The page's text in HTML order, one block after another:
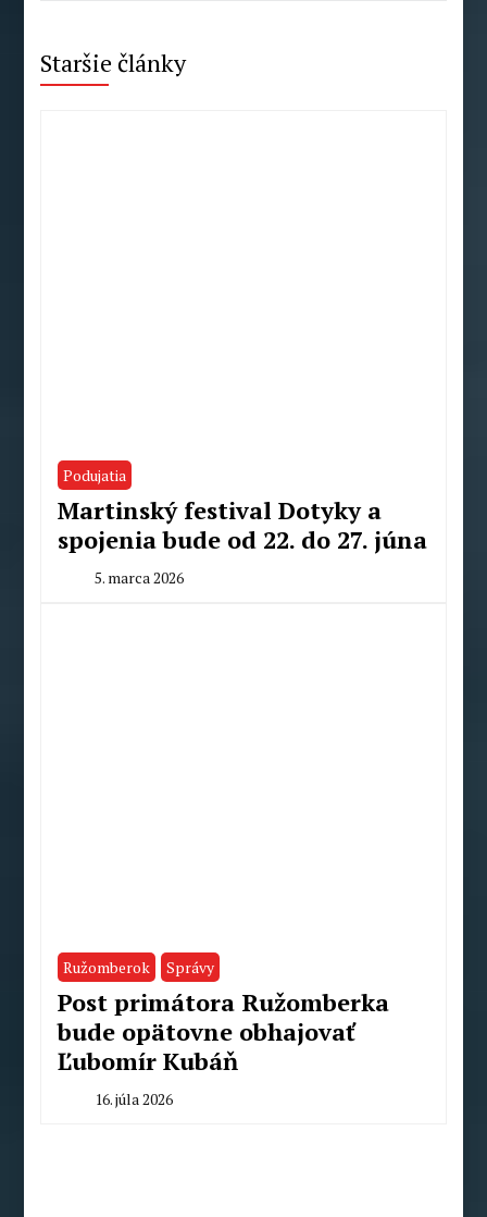
Staršie články
Podujatia
Martinský festival Dotyky a
spojenia bude od 22. do 27. júna
5. marca 2026
Ružomberok Správy
Post primátora Ružomberka
bude opätovne obhajovať
Ľubomír Kubáň
16. júla 2026